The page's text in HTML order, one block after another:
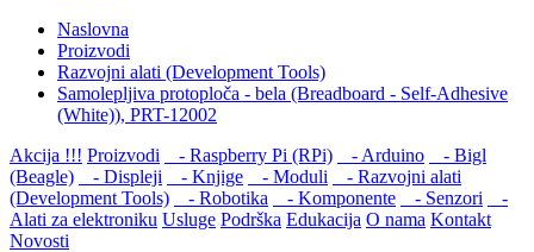
Naslovna
Proizvodi
Razvojni alati (Development Tools)
Samolepljiva protoploča - bela (Breadboard - Self-Adhesive
(White)), PRT-12002
Akcija !!! Proizvodi - Raspberry Pi (RPi) - Arduino
- Bigl
(Beagle)
- Displеji - Knjige - Moduli
- Razvojni alati
(Development Tools)
- Robotika - Komponente - Senzori
-
Alati za elektroniku Usluge Podrška Edukacija O nama Kontakt
Novosti